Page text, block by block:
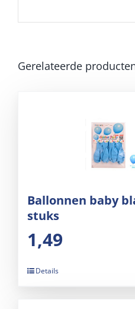
Gerelateerde
Ballonnen baby
stuks
1,49
Details